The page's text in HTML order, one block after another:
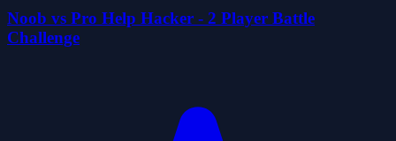
Noob vs Pro Help Hacker - 2 Player Battle
Challenge